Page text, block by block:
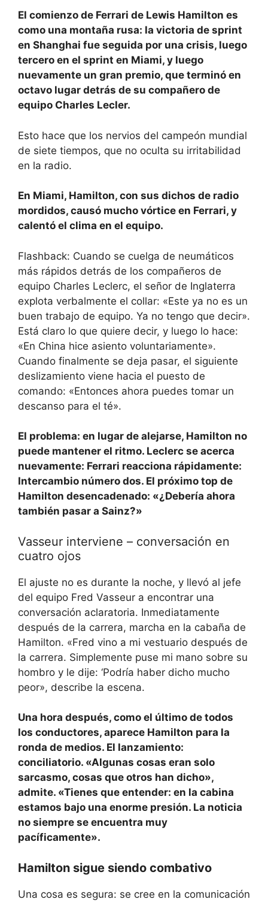
El comienzo de Ferrari de Lewis Hamilton es
como una montaña rusa: la victoria de sprint
en Shanghai fue seguida por una crisis, luego
tercero en el sprint en Miami, y luego
nuevamente un gran premio, que terminó en
octavo lugar detrás de su compañero de
equipo Charles Lecler.
Esto hace que los nervios del campeón mundial
de siete tiempos, que no oculta su irritabilidad
en la radio.
En Miami, Hamilton, con sus dichos de radio
mordidos, causó mucho vórtice en Ferrari, y
calentó el clima en el equipo.
Flashback: Cuando se cuelga de neumáticos
más rápidos detrás de los compañeros de
equipo Charles Leclerc, el señor de Inglaterra
explota verbalmente el collar: «Este ya no es un
buen trabajo de equipo. Ya no tengo que decir».
Está claro lo que quiere decir, y luego lo hace:
«En China hice asiento voluntariamente».
Cuando finalmente se deja pasar, el siguiente
deslizamiento viene hacia el puesto de
comando: «Entonces ahora puedes tomar un
descanso para el té».
El problema: en lugar de alejarse, Hamilton no
puede mantener el ritmo. Leclerc se acerca
nuevamente: Ferrari reacciona rápidamente:
Intercambio número dos. El próximo top de
Hamilton desencadenado: «¿Debería ahora
también pasar a Sainz?»
Vasseur interviene – conversación en
cuatro ojos
El ajuste no es durante la noche, y llevó al jefe
del equipo Fred Vasseur a encontrar una
conversación aclaratoria. Inmediatamente
después de la carrera, marcha en la cabaña de
Hamilton. «Fred vino a mi vestuario después de
la carrera. Simplemente puse mi mano sobre su
hombro y le dije: ‘Podría haber dicho mucho
peor», describe la escena.
Una hora después, como el último de todos
los conductores, aparece Hamilton para la
ronda de medios. El lanzamiento:
conciliatorio. «Algunas cosas eran solo
sarcasmo, cosas que otros han dicho»,
admite. «Tienes que entender: en la cabina
estamos bajo una enorme presión. La noticia
no siempre se encuentra muy
pacíficamente».
Hamilton sigue siendo combativo
Una cosa es segura: se cree en la comunicación